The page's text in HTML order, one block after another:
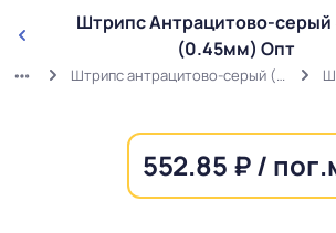
Штрипс Антрацитово-серый
(0.45мм) Опт
Штрипс антрацитово-серый (0,45мм) RAL 7016 в защитной пленке
552.85 ₽ /